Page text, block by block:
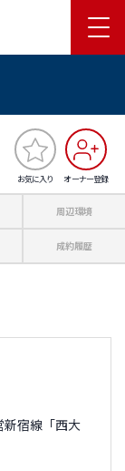
お気に入り オーナー登録
周辺環境
成約履歴
新宿線「西大